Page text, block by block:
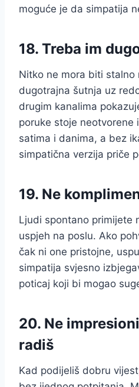
moguće je da simpatija
18. Treba im
Nitko ne mora biti stalno
dugotrajna šutnja uz
drugim kanalima
poruke stoje neotvorene
satima i danima, a bez
simpatična verzija priče
19. Ne
Ljudi spontano primijete
uspjeh na poslu. Ako
čak ni one pristojne,
simpatija svjesno
poticaj koji bi mogao
20. Ne
radiš
Kad podijeliš dobru